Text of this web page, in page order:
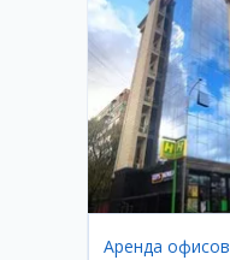
Аренда офисов